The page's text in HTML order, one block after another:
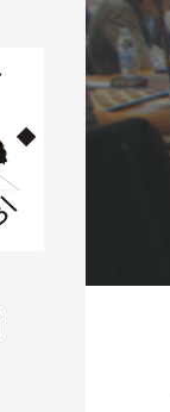
Skip
to
content